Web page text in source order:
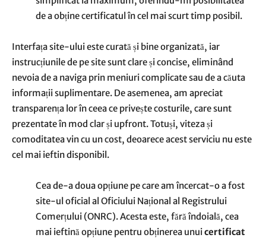
de a obține certificatul în cel mai scurt timp posibil.
Interfața site-ului este curată și bine organizată, iar
instrucțiunile de pe site sunt clare și concise, eliminând
nevoia de a naviga prin meniuri complicate sau de a căuta
informații suplimentare. De asemenea, am apreciat
transparența lor în ceea ce privește costurile, care sunt
prezentate în mod clar și upfront. Totuși, viteza și
comoditatea vin cu un cost, deoarece acest serviciu nu este
cel mai ieftin disponibil.
Cea de-a doua opțiune pe care am încercat-o a fost
site-ul oficial al Oficiului Național al Registrului
Comerțului (ONRC). Acesta este, fără îndoială, cea
mai ieftină opțiune pentru obținerea unuicertificat